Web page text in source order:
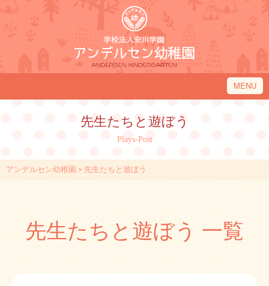
MENU
園内施設・アクセス
先生たちと遊ぼう
Plays-Post
アンデルセン幼稚園 > 先生たちと遊ぼう
先生たちと遊ぼう 一覧